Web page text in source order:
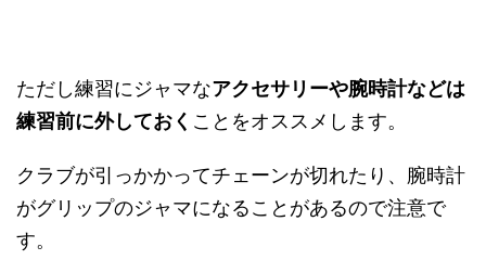
ただし練習にジャマなアクセサリーや腕時計などは
練習前に外しておく ことをオススメします。
クラブが引っかかってチェーンが切れたり、腕時計
がグリップのジャマになることがあるので注意で
す。